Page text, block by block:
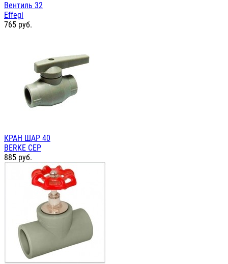
Вентиль 32
Effegi
765 руб.
КРАН ШАР 40
BERKE СЕР
885 руб.